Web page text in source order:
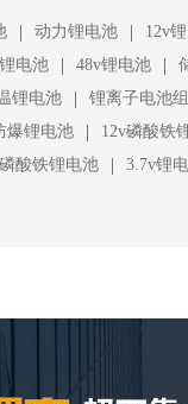
| 动力锂电池 |
12v
电池 | 48v锂电池 |
锂电池 |
锂离子电池组
爆锂电池 |
12v磷酸铁
酸铁锂电池 | 3.7v锂